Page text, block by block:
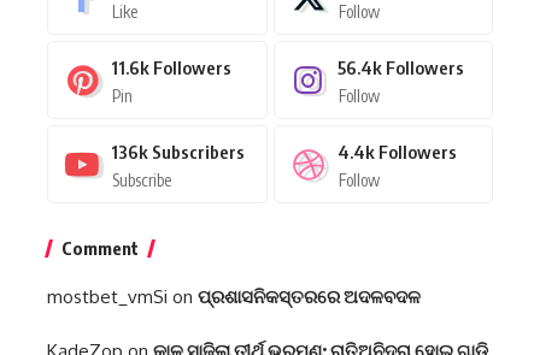
Like Follow
11.6k Followers
Pin
56.4k Followers
Follow
136k Subscribers
Subscribe
4.4k Followers
Follow
Comment
mostbet_vmSi on ପ୍ରଶାସନିକସ୍ତରରେ ଅଦଳବଦଳ